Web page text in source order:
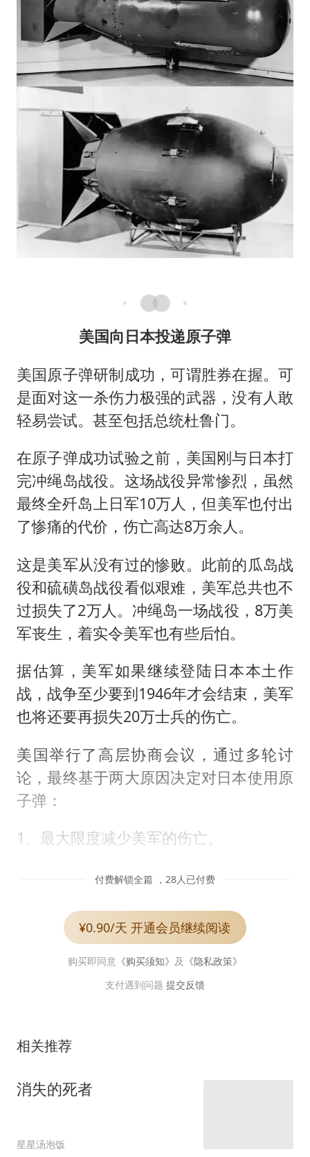
美国向日本投递原子弹
美国原子弹研制成功，可谓胜券在握。可
是面对这一杀伤力极强的武器，没有人敢
轻易尝试。甚至包括总统杜鲁门。
在原子弹成功试验之前，美国刚与日本打
完冲绳岛战役。这场战役异常惨烈，虽然
最终全歼岛上日军10万人，但美军也付出
了惨痛的代价，伤亡高达8万余人。
这是美军从没有过的惨败。此前的瓜岛战
役和硫磺岛战役看似艰难，美军总共也不
过损失了2万人。冲绳岛一场战役，8万美
军丧生，着实令美军也有些后怕。
据估算，美军如果继续登陆日本本土作
战，战争至少要到1946年才会结束，美军
也将还要再损失20万士兵的伤亡。
美国举行了高层协商会议，通过多轮讨
论，最终基于两大原因决定对日本使用原
子弹：
1、最大限度减少美军的伤亡。
付费解锁全篇 ，28人已付费
¥0.90/天 开通会员继续阅读
购买即同意 《购买须知》 及 《隐私政策》
支付遇到问题 提交反馈
相关推荐
消失的死者
星星汤泡饭